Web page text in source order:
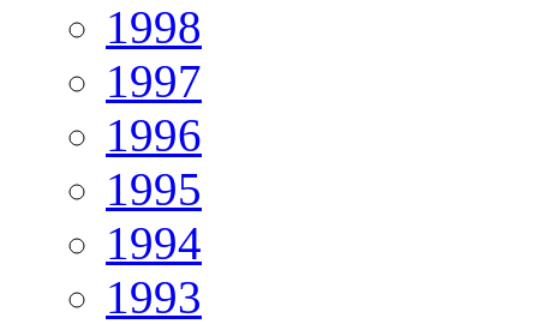
1998
1997
1996
1995
1994
1993